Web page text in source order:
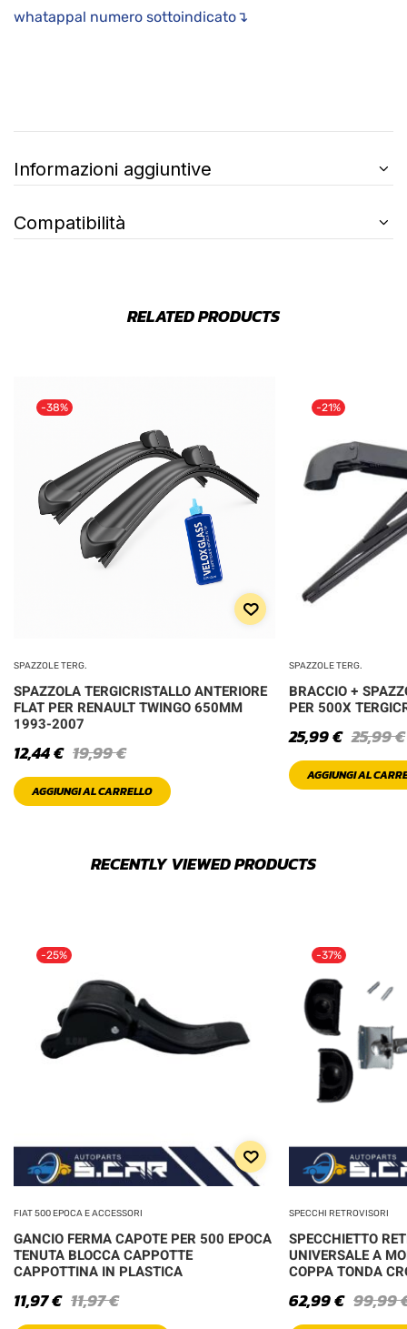
whatappal numero sottoindicato↴
Informazioni aggiuntive
Compatibilità
RELATED PRODUCTS
-38%
SPAZZOLE TERG.
SPAZZOLA TERGICRISTALLO ANTERIORE
FLAT PER RENAULT TWINGO 650MM
1993-2007
19,99€
12,44€
AGGIUNGI AL CARRELLO
-21%
SPAZZOLE TERG.
BRACCIO +
PER 500X
25,99€
25,99€
AGGIUNGI AL
RECENTLY VIEWED PRODUCTS
-25%
FIAT 500 EPOCA E ACCESSORI
GANCIO FERMA CAPOTE PER 500 EPOCA
TENUTA BLOCCA CAPPOTTE
CAPPOTTINA IN PLASTICA
11,97€
11,97€
-37%
SPECCHI RETROVISORI
SPECCHIETTO
UNIVERSALE A
COPPA TONDA
99,99
62,99€